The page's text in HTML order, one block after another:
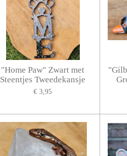
"Home Paw" Zwart met
Steentjes Tweedekansje
€ 3,95